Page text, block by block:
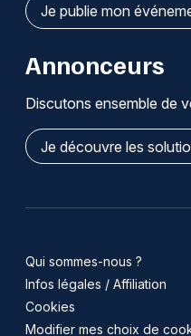
Je publie mon
Annonceurs
Discutons ensemble de
Je découvre les
Qui sommes-nous ?
Infos légales / Affiliation
Cookies
Modifier mes choix de